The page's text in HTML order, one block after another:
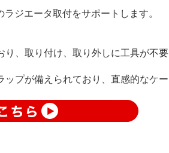
ジエータ取付をサポートします。
、取り付け、取り外しに工具が不
プが備えられており、直感的なケ